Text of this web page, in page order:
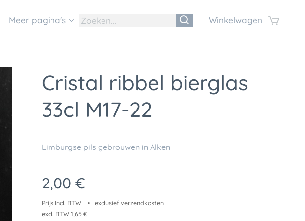
Meer pagina's Winkelwagen
Cristal ribbel bierglas
33cl M17-22
Limburgse pils gebrouwen in Alken
2,00 €
Prijs Incl. BTW
exclusief verzendkosten
excl. BTW 1,65 €